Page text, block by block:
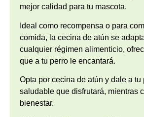
mejor calidad para tu mascota.
Ideal como recompensa o para
comida, la cecina de atún se
cualquier régimen alimenticio,
que a tu perro le encantará.
Opta por cecina de atún y dale a tu
saludable que disfrutará, mientras
bienestar.